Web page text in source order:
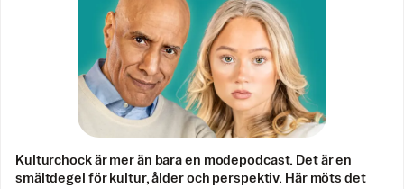
Kulturchock är mer än bara en modepodcast. Det är en
smältdegel för kultur, ålder och perspektiv. Här möts det